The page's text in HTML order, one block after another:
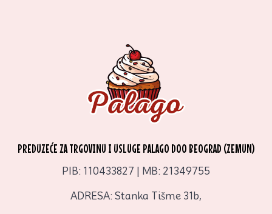
PREDUZEĆE ZA TRGOVINU I USLUGE PALAGO DOO BEOGRAD (ZEMUN)
PIB: 110433827 | MB: 21349755
ADRESA: Stanka Tišme 31b,